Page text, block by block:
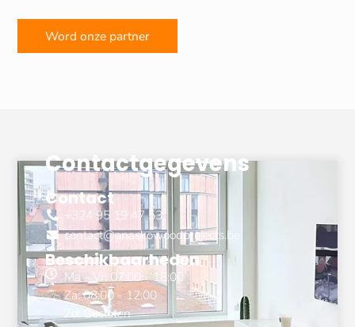
Word onze partner
Contactgegevens
Contact
+324 95 19 47 53
contact@anaskowoodprojects.be
Beschikbaarheden
Ma - Vr: 07:00 - 18:00
Za: 08:00 - 12:00
Zo: Gesloten